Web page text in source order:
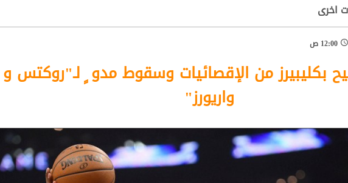
اخرى
12:00 ص
بكليبيرز من الإقصائيات وسقوط مدو ٍ لـ"روكتس و
واريورز"